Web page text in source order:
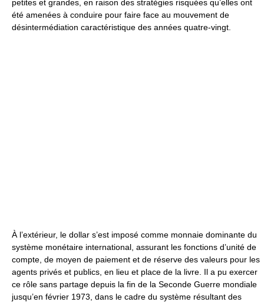
petites et grandes, en raison des stratégies risquées qu’elles ont
été amenées à conduire pour faire face au mouvement de
désintermédiation caractéristique des années quatre-vingt.
À l’extérieur, le dollar s’est imposé comme monnaie dominante du
système monétaire international, assurant les fonctions d’unité de
compte, de moyen de paiement et de réserve des valeurs pour les
agents privés et publics, en lieu et place de la livre. Il a pu exercer
ce rôle sans partage depuis la fin de la Seconde Guerre mondiale
jusqu’en février 1973, dans le cadre du système résultant des